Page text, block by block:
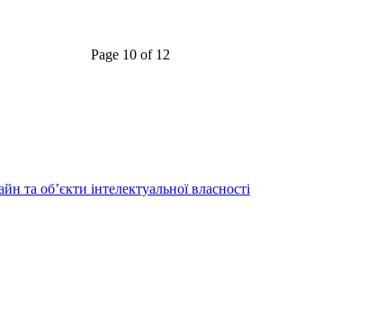
Page 10 of 12
та об’єкти інтелектуальної власності